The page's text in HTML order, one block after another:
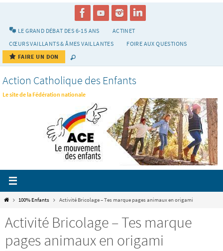
LE GRAND DÉBAT DES 6-15 ANS
ACTINET
CŒURS VAILLANTS & ÂMES VAILLANTES
FOIRE AUX QUESTIONS
FAIRE UN DON
Action Catholique des Enfants
Le site de la Fédération nationale
Home100% Enfants Activité Bricolage – Tes marque pages animaux en origami
Activité Bricolage – Tes marque
pages animaux en origami